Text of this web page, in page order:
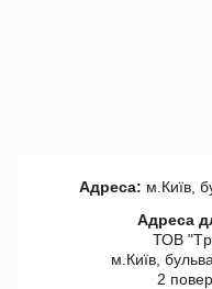
Адреса: м.Київ,
Адреса
ТОВ
м.Київ,
2